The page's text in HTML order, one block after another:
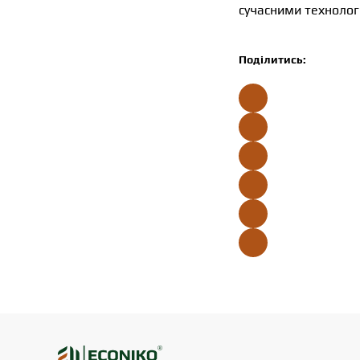
сучасними
Поділитись: